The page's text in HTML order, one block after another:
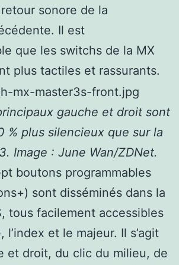
sonore de la
Il est
que les switchs de la MX
plus tactiles et rassurants.
gauche et droit sont
% plus silencieux que sur la
Image : June Wan/ZDNet.
boutons programmables
sont disséminés dans la
tous facilement accessibles
l’index et le majeur. Il s’agit
et droit, du clic du milieu, de